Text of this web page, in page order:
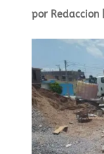
por Redaccion|